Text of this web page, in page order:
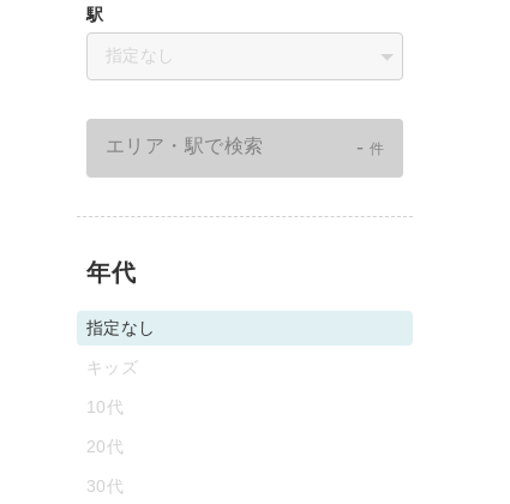
駅
指定なし
エリア・駅で検索 - 件
年代
指定なし
キッズ
10代
20代
30代